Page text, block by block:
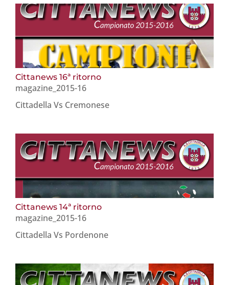
Cittanews 16ª ritorno
magazine_2015-16
Cittadella Vs Cremonese
Cittanews 14ª ritorno
magazine_2015-16
Cittadella Vs Pordenone